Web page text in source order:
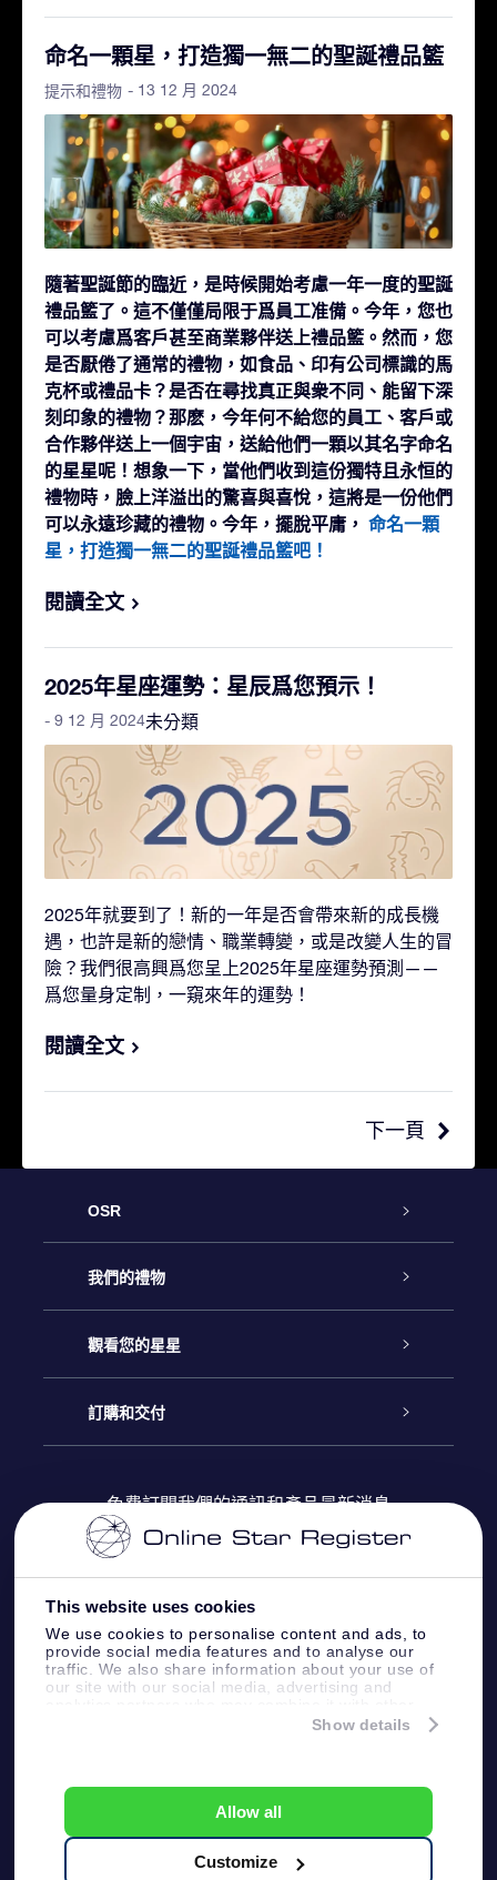
This website uses cookies
We use cookies to personalise content and ads, to
provide social media features and to analyse our
traffic. We also share information about your use of
our site with our social media, advertising and
information that you’ve provided to them or that
Show details
Allow all
Customize
命名一顆星，打造獨一無二的聖誕禮品籃
提示和禮物 - 13 12 月 2024
隨著聖誕節的臨近，是時候開始考慮一年一度的聖誕
禮品籃了。這不僅僅局限于爲員工准備。今年，您也
可以考慮爲客戶甚至商業夥伴送上禮品籃。然而，您
是否厭倦了通常的禮物，如食品、印有公司標識的馬
克杯或禮品卡？是否在尋找真正與衆不同、能留下深
刻印象的禮物？那麽，今年何不給您的員工、客戶或
合作夥伴送上一個宇宙，送給他們一顆以其名字命名
的星星呢！想象一下，當他們收到這份獨特且永恒的
禮物時，臉上洋溢出的驚喜與喜悅，這將是一份他們
可以永遠珍藏的禮物。今年，擺脫平庸， 命名一顆
星，打造獨一無二的聖誕禮品籃吧！
閱讀全文
2025年星座運勢：星辰爲您預示！
未分類
- 9 12 月 2024
2025年就要到了！新的一年是否會帶來新的成長機
遇，也許是新的戀情、職業轉變，或是改變人生的冒
險？我們很高興爲您呈上2025年星座運勢預測——
爲您量身定制，一窺來年的運勢！
閱讀全文
下一頁
OSR
客戶服務
聯繫我們
博客
評論
我們的禮物
Online Star禮物
OSR禮物包
OSR 禮物卡
公司禮品
觀看您的星星
星星注册
個性化的Star Page
One Million Stars
OSR Starsaver
訂購和交付
付款資訊
配送信息
退貨政策
免費訂閱我們的通訊和產品最新消息
客戶服務:help@osr.org
KVK: 60333553, VAT: NL 8538.62.722B01
One Million Stars